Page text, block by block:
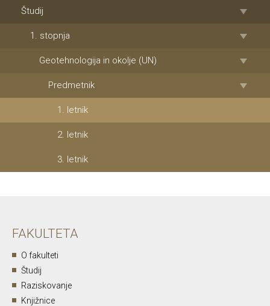
Študij
1. stopnja
Geotehnologija in okolje (UN)
Predmetnik
1. letnik
2. letnik
3. letnik
FAKULTETA
O fakulteti
Študij
Raziskovanje
Knjižnice